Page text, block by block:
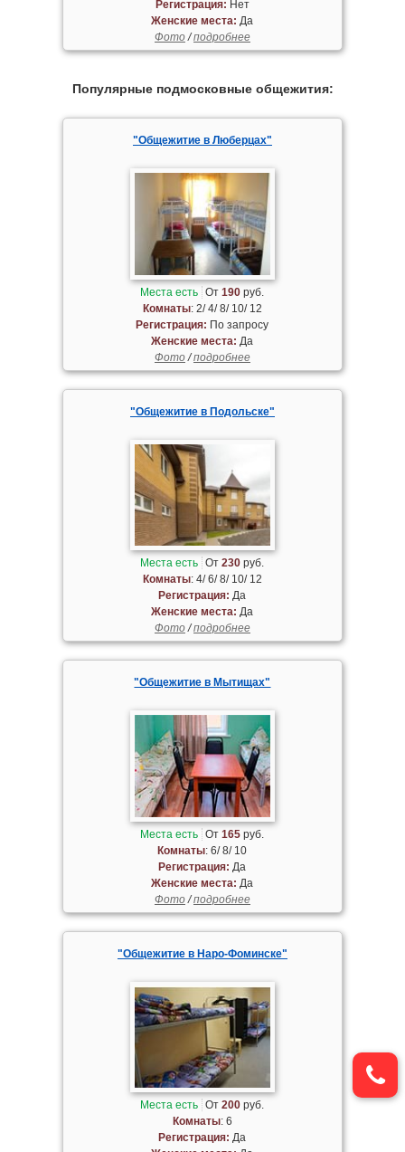
Регистрация: Нет
Женские места: Да
Фото/подробнее
Популярные подмосковные общежития:
"Общежитие в Люберцах"
Места есть От190 руб.
Комнаты: 2/ 4/ 8/ 10/ 12
Регистрация: По запросу
Женские места: Да
Фото/подробнее
"Общежитие в Подольске"
Места есть От230 руб.
Комнаты: 4/ 6/ 8/ 10/ 12
Регистрация: Да
Женские места: Да
Фото/подробнее
"Общежитие в Мытищах"
Места есть От165 руб.
Комнаты: 6/ 8/ 10
Регистрация: Да
Женские места: Да
Фото/подробнее
"Общежитие в Наро-Фоминске"
Места есть От200 руб.
Комнаты: 6
Регистрация: Да